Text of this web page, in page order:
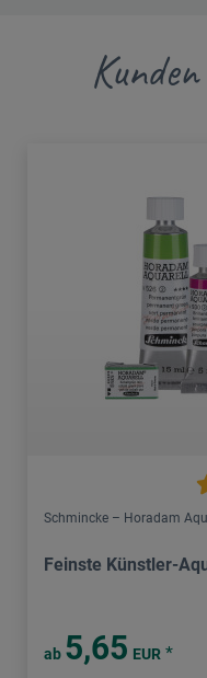
Schmincke – Horadam
Feinste Künstler-
ab 5,65 EUR *